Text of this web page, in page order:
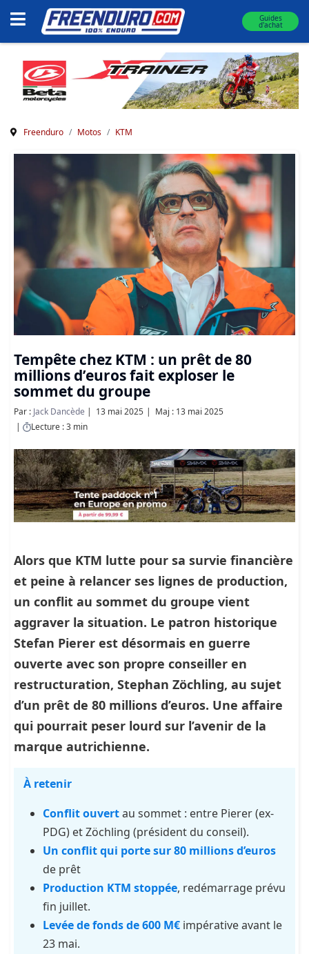
Guides
d'achat
Freenduro Motos KTM
Tempête chez KTM : un prêt de 80
millions d’euros fait exploser le
sommet du groupe
Par : Jack Dancède 13 mai 2025
Maj : 13 mai 2025
Lecture : 3 min
Alors que KTM lutte pour sa survie financière
et peine à relancer ses lignes de production,
un conflit au sommet du groupe vient
aggraver la situation. Le patron historique
Stefan Pierer est désormais en guerre
ouverte avec son propre conseiller en
restructuration, Stephan Zöchling, au sujet
d’un prêt de 80 millions d’euros. Une affaire
qui pourrait peser lourd sur l’avenir de la
marque autrichienne.
À retenir
Conflit ouvertau sommet : entre Pierer (ex-
PDG) et Zöchling (président du conseil).
Un conflit qui porte sur 80 millions d’euros
de prêt
Production KTM stoppée, redémarrage prévu
fin juillet.
Levée de fonds de 600 M€ impérative avant le
23 mai.